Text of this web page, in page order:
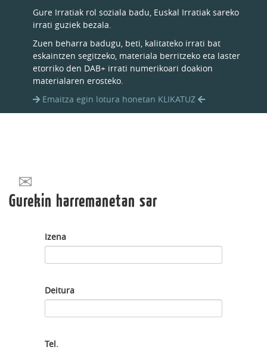
Gure Irratiak rol soziala badu, Euskal Irratiak sareko
irrati guziek bezala.
Zuen beharra badugu, beti, kalitateko irrati bat
eskaintzen segitzeko, materiala berritzeko eta laster
etorriko den DAB+ irrati numerikoari doakion
materialaren erosteko.
Emaitza egin lotura honetan KLIKATUZ
Gurekin harremanetan sar
Izena
Deitura
Tel.